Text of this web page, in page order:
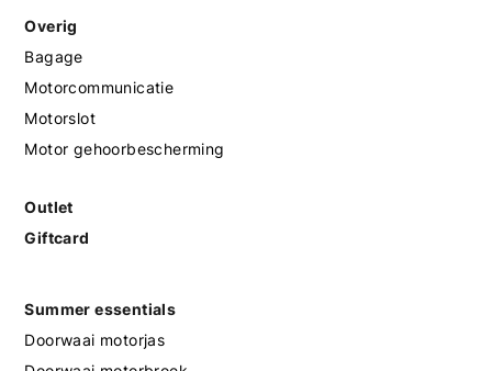
Overig
Bagage
Motorcommunicatie
Motorslot
Motor gehoorbescherming
Outlet
Giftcard
Summer essentials
Doorwaai motorjas